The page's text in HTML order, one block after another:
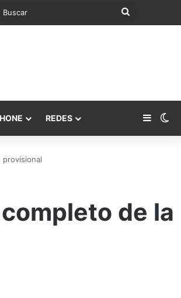
Buscar
REDES Barra
provisional
de la